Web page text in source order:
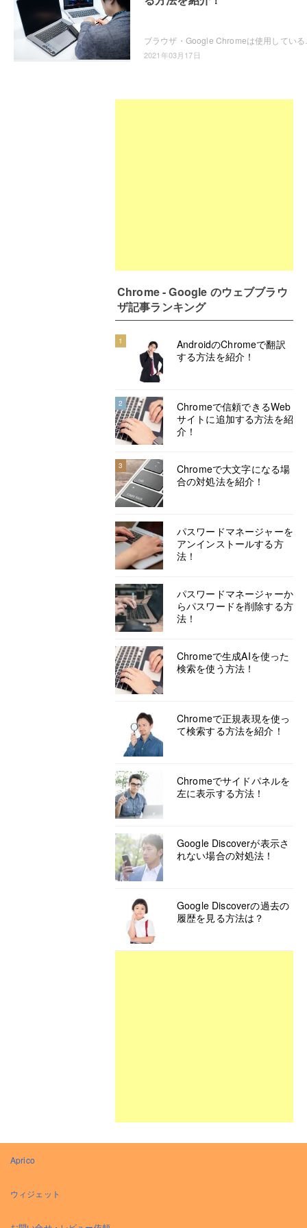
2021年03月17日
Chrome - Google のウェブブラウ
ザ記事ランキング
1
AndroidのChromeで翻訳
する方法を紹介！
2
Chromeで信頼できるWeb
サイトに追加する方法を紹
介！
3
Chromeで大文字になる場
合の対処法を紹介！
パスワードマネージャーを
アンインストールする方
法！
パスワードマネージャーか
らパスワードを削除する方
法！
Chromeで生成AIを使った
検索を使う方法！
Chromeで正規表現を使っ
て検索する方法を紹介！
Chromeでサイドパネルを
左に表示する方法！
Google Discoverが表示さ
れない場合の対処法！
Google Discoverの過去の
履歴を見る方法は？
Aprico
ウィジェット